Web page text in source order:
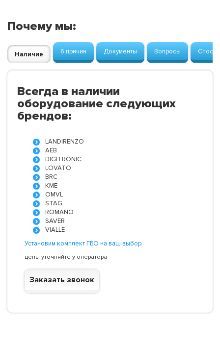
Почему мы:
Наличие 6 причин Документы Вопросы
Всегда в наличии
оборудование следующих
брендов:
LANDIRENZO
AEB
DIGITRONIC
LOVATO
BRC
KME
OMVL
STAG
ROMANO
SAVER
VIALLE
Установим комплект ГБО на ваш выбор
цены уточняйте у оператора
Заказать звонок